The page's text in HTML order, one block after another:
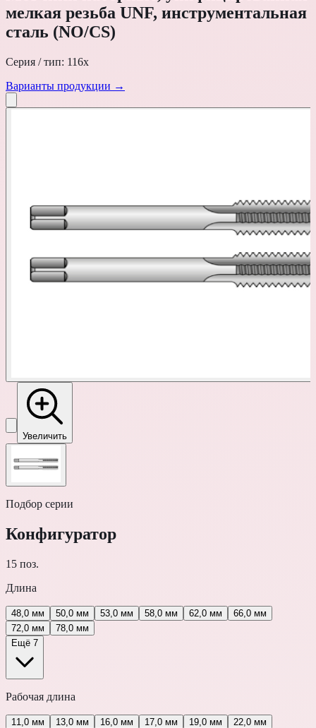
мелкая резьба UNF, инструментальная
сталь (NO/CS)
Серия / тип: 116х
Варианты продукции →
Увеличить
Подбор серии
Конфигуратор
15 поз.
Длина
48,0 мм 50,0 мм 53,0 мм 58,0 мм 62,0 мм
66,0 мм
72,0 мм
78,0 мм
Ещё 7
Рабочая длина
11,0 мм 13,0 мм 16,0 мм 17,0 мм 19,0 мм
22,0 мм